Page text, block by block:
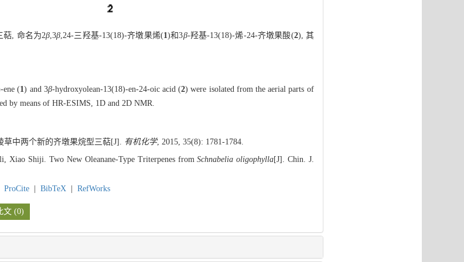
萜, 命名为2β,3β,24-三羟基-13(18)-齐墩果烯(1)和3β-羟基-13(18)-烯-24-齐墩果酸(2), 其
ene (1) and 3β-hydroxyolean-13(18)-en-24-oic acid (2) were isolated from the aerial parts of
by means of HR-ESIMS, 1D and 2D NMR.
中两个新的齐墩果烷型三萜[J]. 有机化学, 2015, 35(8): 1781-1784.
Xiao Shiji. Two New Oleanane-Type Triterpenes fromSchnabelia oligophylla[J]. Chin. J.
ProCite BibTeX RefWorks
文 (0)